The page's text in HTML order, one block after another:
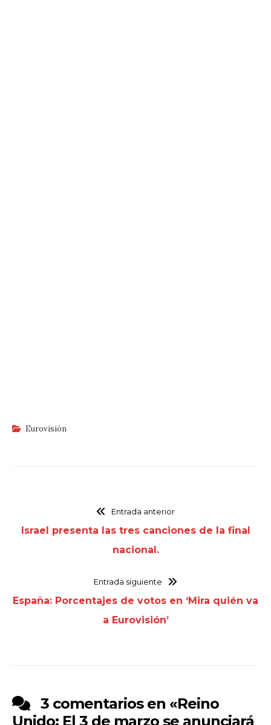
Eurovisión
Entrada anterior
Israel presenta las tres canciones de la final
nacional.
Entrada siguiente
España: Porcentajes de votos en ‘Mira quién va
a Eurovisión’
3 comentarios en «Reino
Unido: El 3 de marzo se anunciará